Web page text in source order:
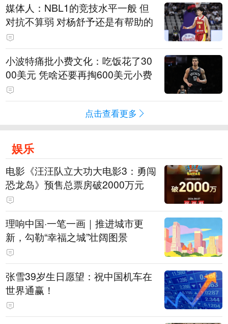
媒体人：NBL1的竞技水平一般 但
对抗不算弱 对杨舒予还是有帮助的
小波特痛批小费文化：吃饭花了30
00美元 凭啥还要再掏600美元小费
点击查看更多
娱乐
电影《汪汪队立大功大电影3：勇闯
恐龙岛》预售总票房破2000万元
理响中国·一笔一画｜推进城市更
新，勾勒“幸福之城”壮阔图景
张雪39岁生日愿望：祝中国机车在
世界通赢！